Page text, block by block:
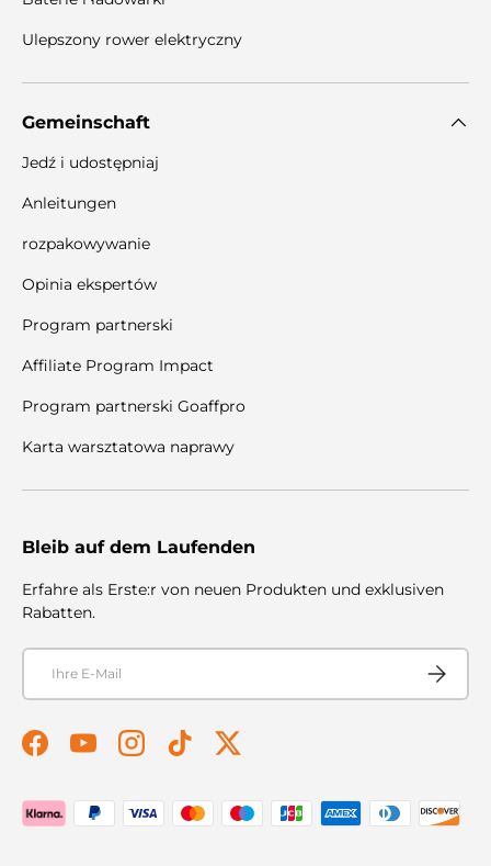
Ulepszony rower elektryczny
Gemeinschaft
Jedź i udostępniaj
Anleitungen
rozpakowywanie
Opinia ekspertów
Program partnerski
Affiliate Program Impact
Program partnerski Goaffpro
Karta warsztatowa naprawy
Bleib auf dem Laufenden
Erfahre als Erste:r von neuen Produkten und exklusiven
Rabatten.
E-Mail
FacebookYouTubeInstagramTikTokTwitter
Zahlungsmethoden akzeptiert